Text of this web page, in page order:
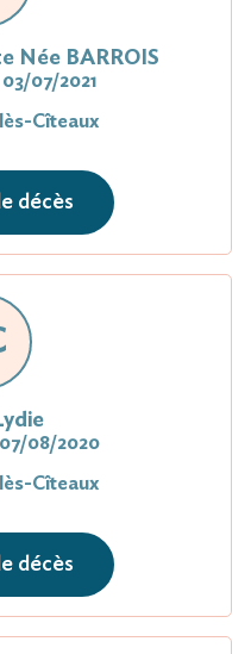
Née BARROIS
03/07/2021
lès-Cîteaux
décès
07/08/2020
lès-Cîteaux
décès